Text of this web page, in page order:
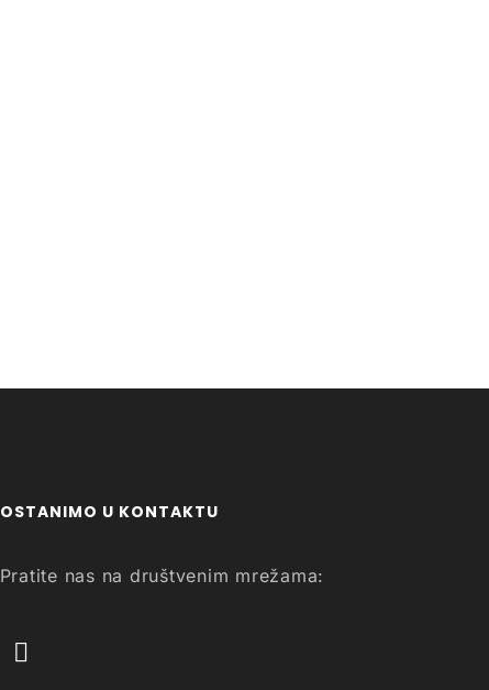
OSTANIMO U KONTAKTU
Pratite nas na društvenim mrežama: